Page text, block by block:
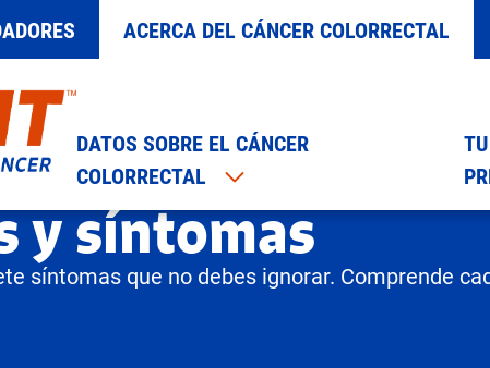
ACERCA DEL CÁNCER COLORRECTAL
DATOS SOBRE EL CÁNCER
COLORRECTAL
Acerca del cáncer colorrectal Tu riesgo y consejos de
y síntomas
síntomas que no debes ignorar. Comprende